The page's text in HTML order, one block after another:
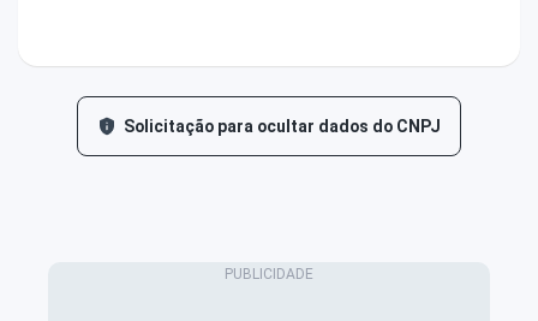
Solicitação para ocultar dados do CNPJ